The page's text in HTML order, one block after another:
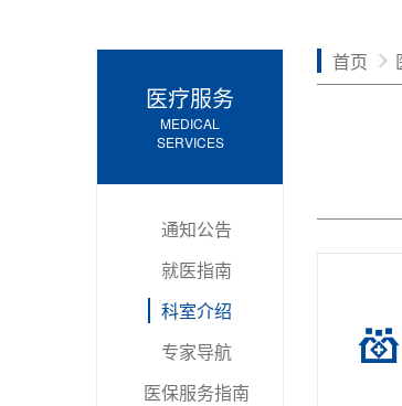
医疗服务
MEDICAL
SERVICES
通知公告
就医指南
科室介绍
专家导航
医保服务指南
首页